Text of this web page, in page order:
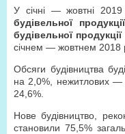
У січні — жовтні 2019
будівельної продукції
будівельної продукції
січнем — жовтнем 2018
Обсяги будівництва
на 2,0%, нежитлових
24,6%.
Нове будівництво,
становили 75,5%